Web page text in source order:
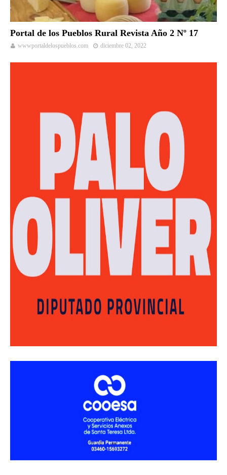
Portal de los Pueblos Rural Revista Año 2 Nº 17
wwwportaldelospueblos.com diciembre 02, 2022